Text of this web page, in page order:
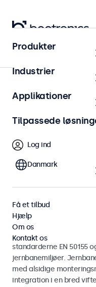
Jernbane
Skærme og
Skærme og
standarderne EN 50155
jernbanemiljøer.
med alsidige
integration i en bred
Produkter
Industrier
Applikationer
Tilpassede
Log ind
Danmark
Få et tilbud
Hjælp
Om os
Kontakt os